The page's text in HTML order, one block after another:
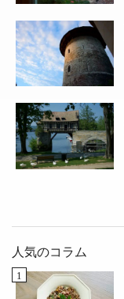
人気のコラム